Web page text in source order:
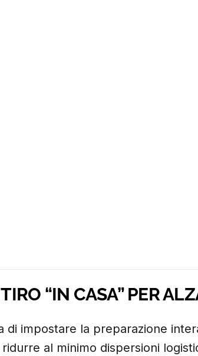
“IN CASA” PER
di impostare la preparazione
al minimo dispersioni